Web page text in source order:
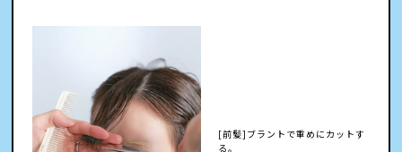
[前髪]ブラントで重めにカットす
る。